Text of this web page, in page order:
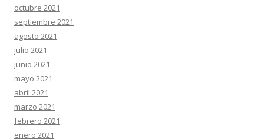
octubre 2021
septiembre 2021
agosto 2021
julio 2021
junio 2021
mayo 2021
abril 2021
marzo 2021
febrero 2021
enero 2021